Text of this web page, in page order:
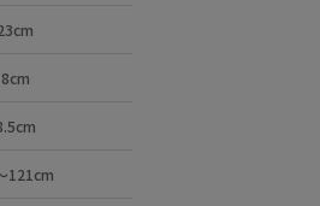
8cm
121cm